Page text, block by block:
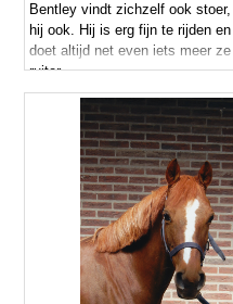
Bentley vindt zichzelf ook
hij ook. Hij is erg fijn te rijden
doet altijd net even iets meer
ruiter.